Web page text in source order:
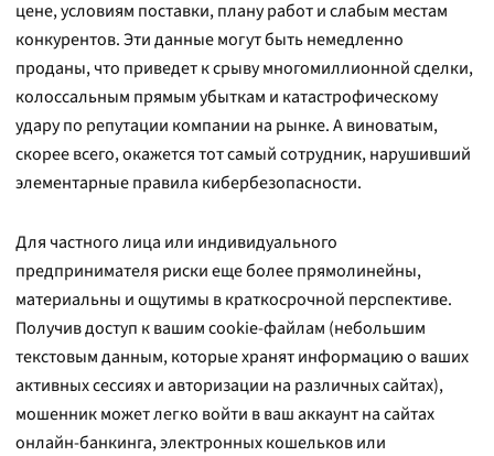
цене, условиям поставки, плану работ и слабым местам
конкурентов. Эти данные могут быть немедленно
проданы, что приведет к срыву многомиллионной сделки,
колоссальным прямым убыткам и катастрофическому
удару по репутации компании на рынке. А виноватым,
скорее всего, окажется тот самый сотрудник, нарушивший
элементарные правила кибербезопасности.
Для частного лица или индивидуального
предпринимателя риски еще более прямолинейны,
материальны и ощутимы в краткосрочной перспективе.
Получив доступ к вашим cookie-файлам (небольшим
текстовым данным, которые хранят информацию о ваших
активных сессиях и авторизации на различных сайтах),
мошенник может легко войти в ваш аккаунт на сайтах
онлайн-банкинга, электронных кошельков или